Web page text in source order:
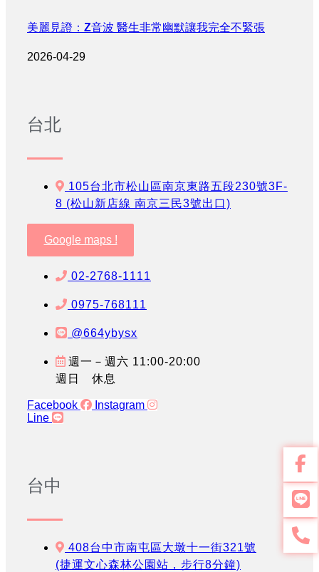
美麗見證：Z音波 醫生非常幽默讓我完全不緊張
2026-04-29
台北
105台北市松山區南京東路五段230號3F-
8 (松山新店線 南京三民3號出口)
Google maps !
02-2768-1111
0975-768111
@664ybysx
週一－週六 11:00-20:00
週日 休息
Facebook
Instagram
Line
台中
408台中市南屯區大墩十一街321號
(捷運文心森林公園站，步行8分鐘)